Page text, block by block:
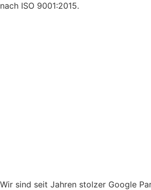
nach ISO 9001:2015.
Wir sind seit Jahren stolzer Google